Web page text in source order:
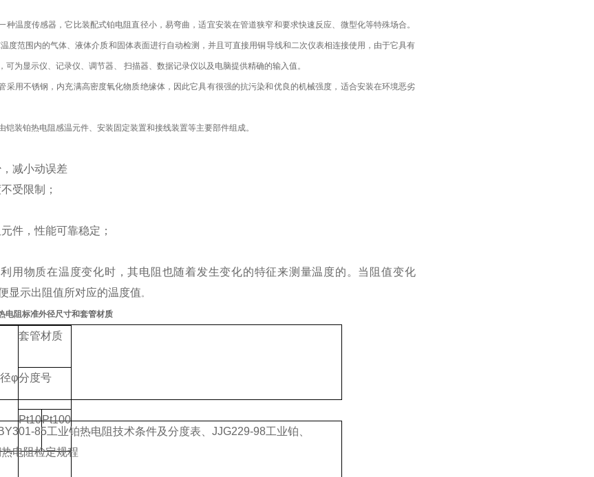
种温度传感器，它比装配式铂电阻直径小，易弯曲，适宜安装在管道狭窄和要求快速反应、微型化等特殊场合。
度范围内的气体、液体介质和固体表面进行自动检测，并且可直接用铜导线和二次仪表相连接使用，由于它具有
可为显示仪、记录仪、调节器、 扫描器、数据记录仪以及电脑提供精确的输入值。
采用不锈钢，内充满高密度氧化物质绝缘体，因此它具有很强的抗污染和优良的机械强度，适合安装在环境恶劣
装铂热电阻感温元件、安装固定装置和接线装置等主要部件组成。
减小动误差
受限制；
件，性能可靠稳定；
用物质在温度变化时，其电阻也随着发生变化的特征来测量温度的。当阻值变化
显示出阻值所对应的温度值。
电阻标准外径尺寸和套管材质
φ
套管材质
分度号
Pt10Pt100
85工业铂热电阻技术条件及分度表、JJG229-98工业铂、
电阻检定规程